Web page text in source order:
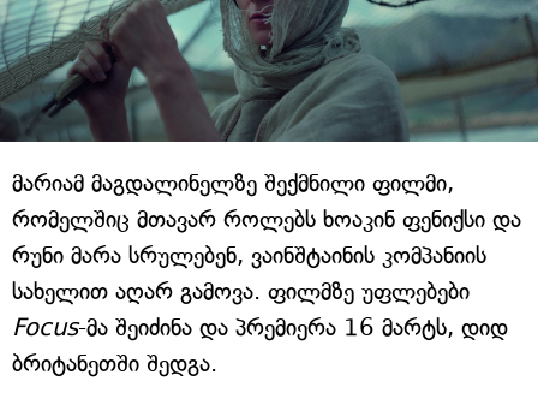
მარიამ მაგდალინელზე შექმნილი ფილმი,
რომელშიც მთავარ როლებს ხოაკინ ფენიქსი და
რუნი მარა სრულებენ, ვაინშტაინის კომპანიის
სახელით აღარ გამოვა. ფილმზე უფლებები
Focus-მა შეიძინა და პრემიერა 16 მარტს, დიდ
ბრიტანეთში შედგა.